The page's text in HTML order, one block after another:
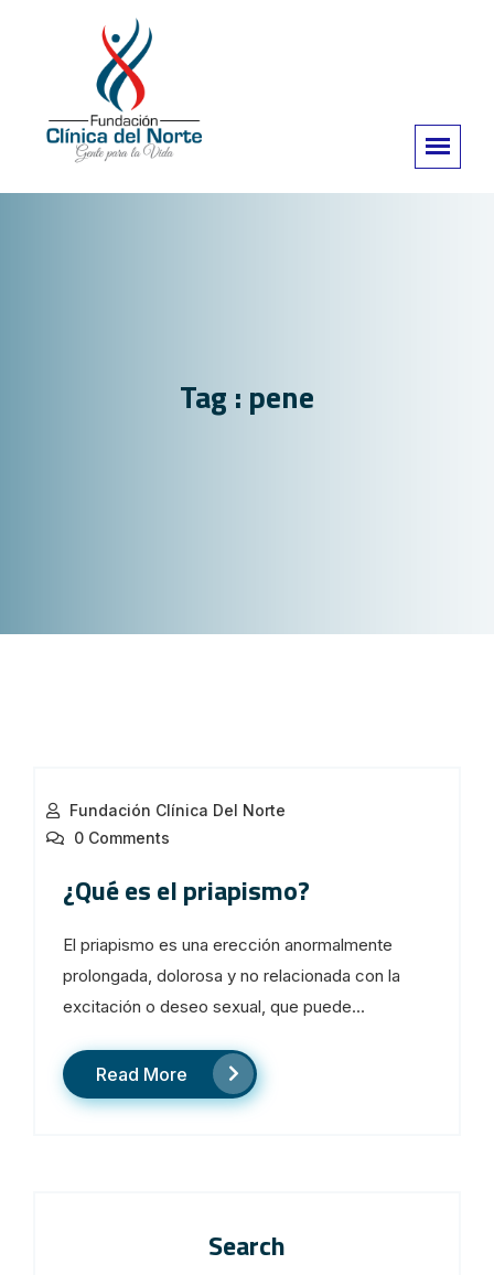
Tag : pene
Fundación Clínica Del Norte
0 Comments
¿Qué es el priapismo?
El priapismo es una erección anormalmente
prolongada, dolorosa y no relacionada con la
excitación o deseo sexual, que puede...
Read More
Search